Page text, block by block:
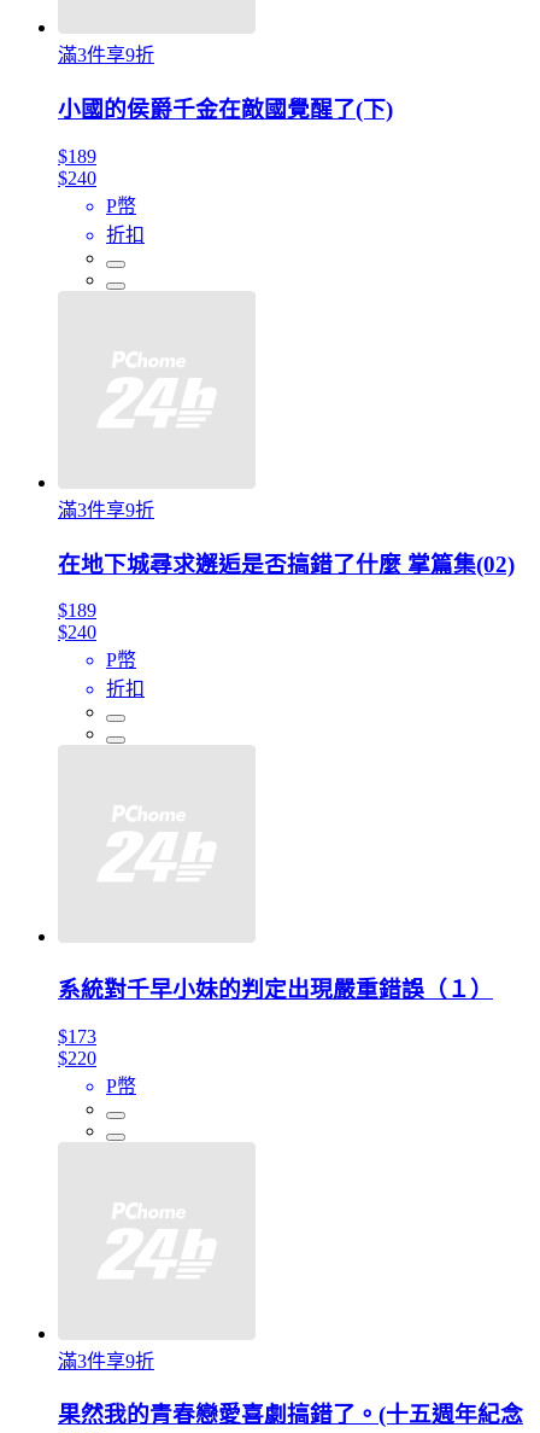
滿3件享9折
小國的侯爵千金在敵國覺醒了(下)
$189
$240
P幣
折扣
滿3件享9折
在地下城尋求邂逅是否搞錯了什麼 掌篇集(02)
$189
$240
P幣
折扣
系統對千早小妹的判定出現嚴重錯誤（１）
$173
$220
P幣
滿3件享9折
果然我的青春戀愛喜劇搞錯了。(十五週年紀念